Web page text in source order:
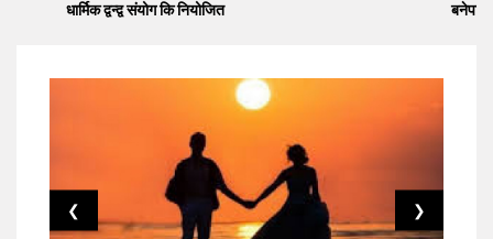
धार्मिक द्वन्द्व संयोग कि नियोजित बनेपा निष्टमा
❮ ❯